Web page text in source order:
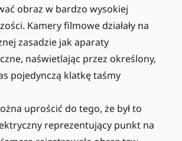
obraz w bardzo wysokiej
Kamery filmowe działały na
zasadzie jak aparaty
naświetlając przez określony,
pojedynczą klatkę taśmy
uprościć do tego, że był to
reprezentujący punkt na